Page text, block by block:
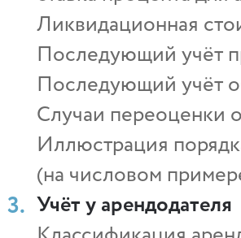
Ликвидационная
Последующий учёт
Последующий учёт
Случаи переоценки
Иллюстрация
(на числовом
Учёт у арендодателя